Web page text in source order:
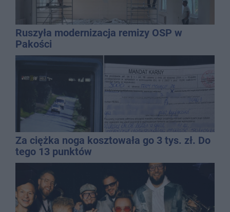
Ruszyła modernizacja remizy OSP w
Pakości
Za ciężka noga kosztowała go 3 tys. zł. Do
tego 13 punktów